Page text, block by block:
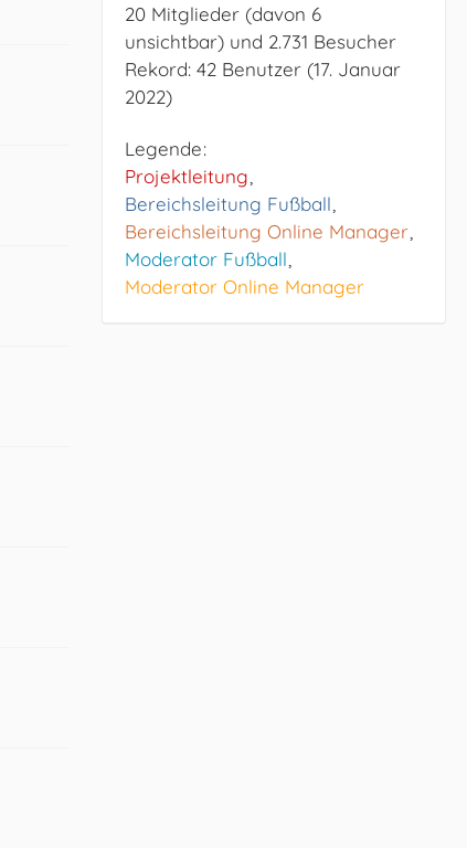
20 Mitglieder (davon 6
unsichtbar) und 2.731 Besucher
Rekord: 42 Benutzer (17. Januar
2022)
Legende
Projektleitung
Bereichsleitung Fußball
Bereichsleitung Online Manager
Moderator Fußball
Moderator Online Manager